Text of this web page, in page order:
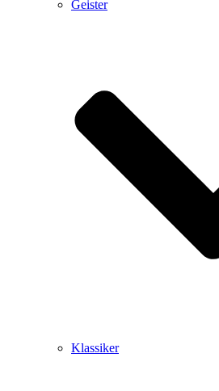
Geister
Klassiker